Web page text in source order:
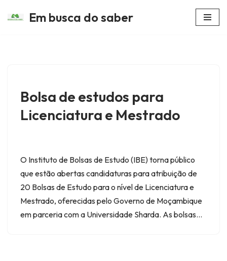
Em busca do saber
Bolsa de estudos para
Licenciatura e Mestrado
O Instituto de Bolsas de Estudo (IBE) torna público
que estão abertas candidaturas para atribuição de
20 Bolsas de Estudo para o nível de Licenciatura e
Mestrado, oferecidas pelo Governo de Moçambique
em parceria com a Universidade Sharda. As bolsas…